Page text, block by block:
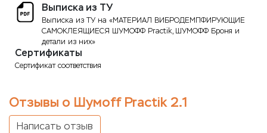
Выписка из ТУ
Выписка из ТУ на «МАТЕРИАЛ ВИБРОДЕМПФИРУЮЩИЕ
САМОКЛЕЯЩИЕСЯ ШУМОФФ Practik, ШУМОФФ Броня и
детали из них»
Сертификаты
Сертификат соответствия
Отзывы о Шумoff Practik 2.1
Написать отзыв